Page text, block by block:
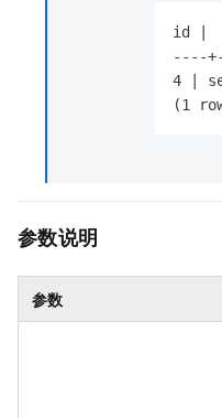
id |
----
4 |
(1
参数说明
参数